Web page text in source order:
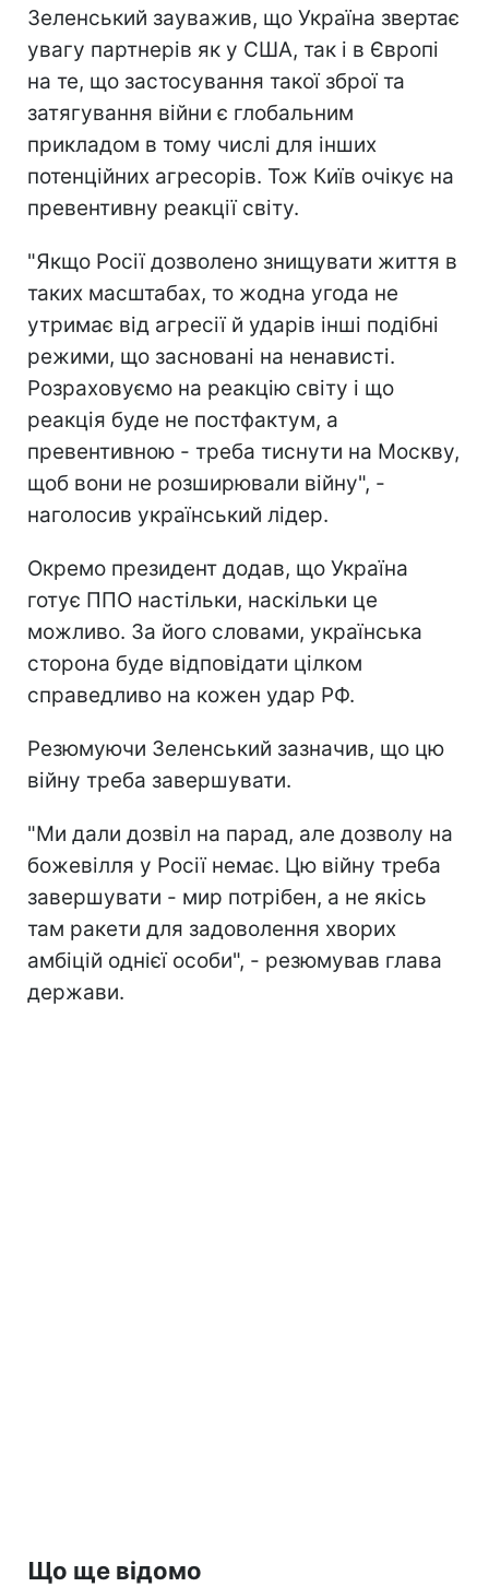
Зеленський зауважив, що Україна звертає
увагу партнерів як у США, так і в Європі
на те, що застосування такої зброї та
затягування війни є глобальним
прикладом в тому числі для інших
потенційних агресорів. Тож Київ очікує на
превентивну реакції світу.
"Якщо Росії дозволено знищувати життя в
таких масштабах, то жодна угода не
утримає від агресії й ударів інші подібні
режими, що засновані на ненависті.
Розраховуємо на реакцію світу і що
реакція буде не постфактум, а
превентивною - треба тиснути на Москву,
щоб вони не розширювали війну", -
наголосив український лідер.
Окремо президент додав, що Україна
готує ППО настільки, наскільки це
можливо. За його словами, українська
сторона буде відповідати цілком
справедливо на кожен удар РФ.
Резюмуючи Зеленський зазначив, що цю
війну треба завершувати.
"Ми дали дозвіл на парад, але дозволу на
божевілля у Росії немає. Цю війну треба
завершувати - мир потрібен, а не якісь
там ракети для задоволення хворих
амбіцій однієї особи", - резюмував глава
держави.
Що ще відомо